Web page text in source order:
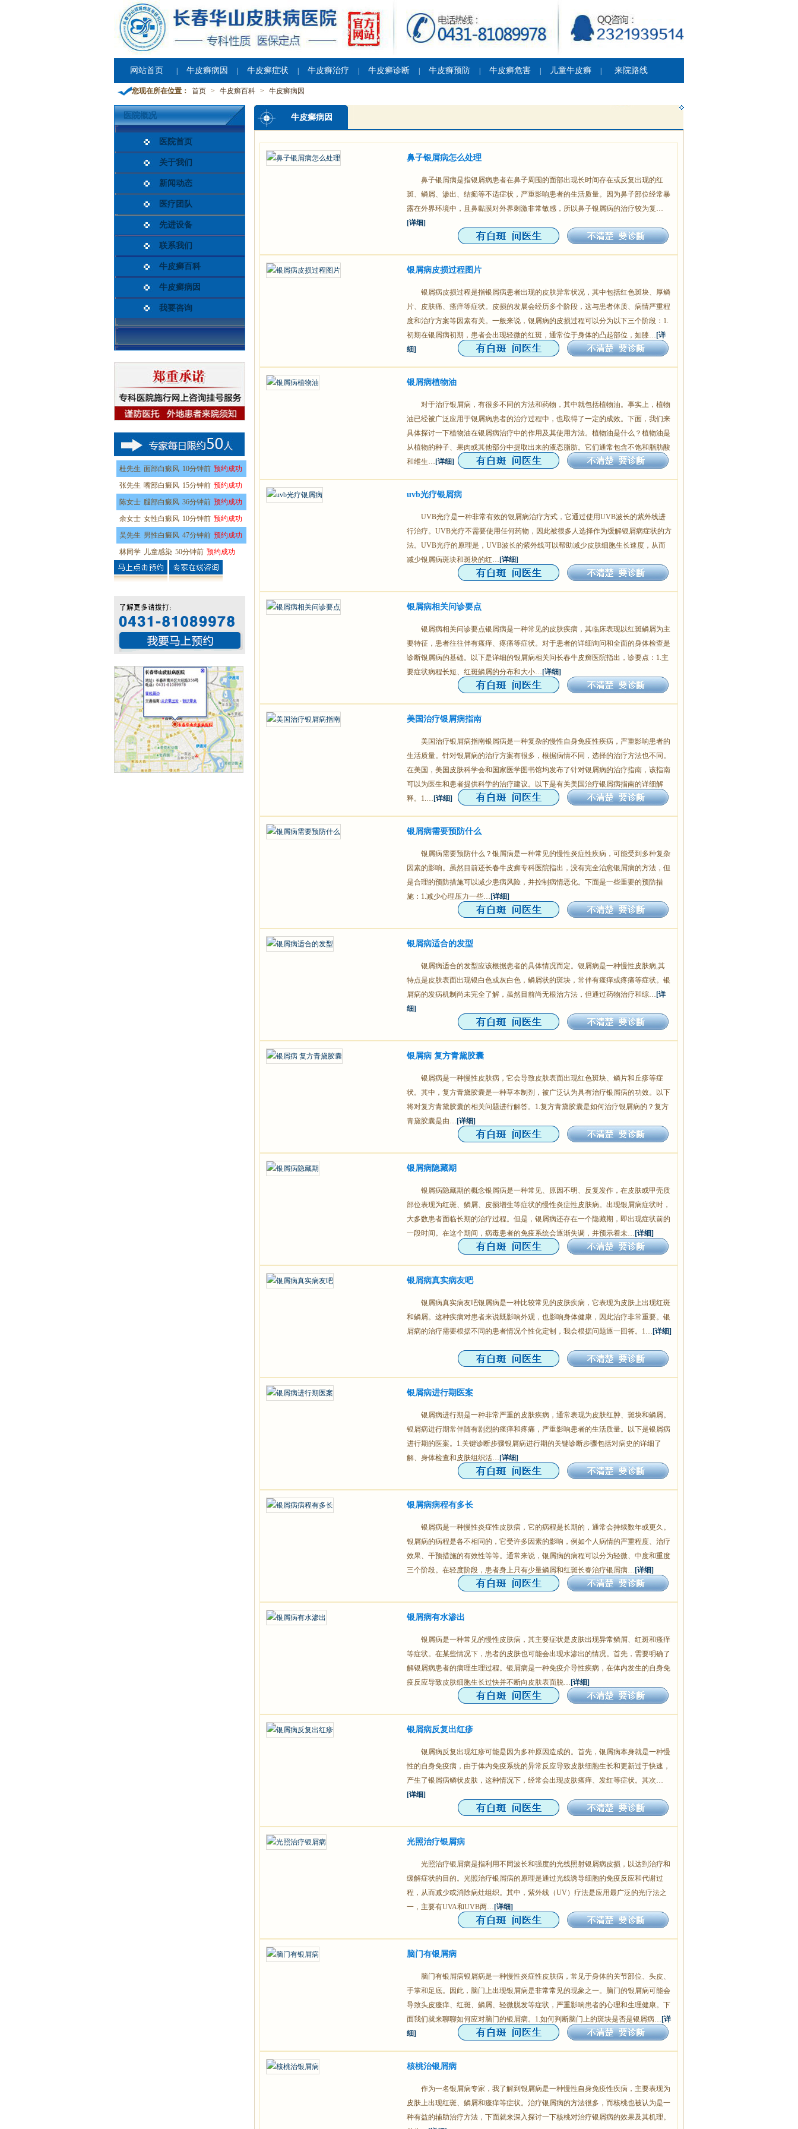
网站首页 牛皮癣病因 牛皮癣症状 牛皮癣治疗 牛皮癣诊断 牛皮癣预防 牛皮癣危害 儿童牛皮癣 来院路线
您现在所在位置： 首页 > 牛皮癣百科 > 牛皮癣病因
医院概况
医院首页
关于我们
新闻动态
医疗团队
先进设备
联系我们
牛皮癣百科
牛皮癣病因
我要咨询
杜先生 面部白癜风 10分钟前 预约成功
张先生 嘴部白癜风 15分钟前 预约成功
陈女士 腿部白癜风 36分钟前 预约成功
余女士 女性白癜风 10分钟前 预约成功
吴先生 男性白癜风 47分钟前 预约成功
林同学 儿童感染 50分钟前 预约成功
牛皮癣病因
鼻子银屑病怎么处理
鼻子银屑病是指银屑病患者在鼻子周围的面部出现长时间存在或反复出现的红
斑、鳞屑、渗出、结痂等不适症状，严重影响患者的生活质量。因为鼻子部位经常暴
露在外界环境中，且鼻黏膜对外界刺激非常敏感，所以鼻子银屑病的治疗较为复…
[详细]
银屑病皮损过程图片
银屑病皮损过程是指银屑病患者出现的皮肤异常状况，其中包括红色斑块、厚鳞
片、皮肤痛、瘙痒等症状。皮损的发展会经历多个阶段，这与患者体质、病情严重程
度和治疗方案等因素有关。一般来说，银屑病的皮损过程可以分为以下三个阶段：1.
初期在银屑病初期，患者会出现轻微的红斑，通常位于身体的凸起部位，如膝… [详
细]
银屑病植物油
对于治疗银屑病，有很多不同的方法和药物，其中就包括植物油。事实上，植物
油已经被广泛应用于银屑病患者的治疗过程中，也取得了一定的成效。下面，我们来
具体探讨一下植物油在银屑病治疗中的作用及其使用方法。植物油是什么？植物油是
从植物的种子、果肉或其他部分中提取出来的液态脂肪。它们通常包含不饱和脂肪酸
和维生… [详细]
uvb光疗银屑病
UVB光疗是一种非常有效的银屑病治疗方式，它通过使用UVB波长的紫外线进
行治疗。UVB光疗不需要使用任何药物，因此被很多人选择作为缓解银屑病症状的方
法。UVB光疗的原理是，UVB波长的紫外线可以帮助减少皮肤细胞生长速度，从而
减少银屑病斑块和斑块的红… [详细]
银屑病相关问诊要点
银屑病相关问诊要点银屑病是一种常见的皮肤疾病，其临床表现以红斑鳞屑为主
要特征，患者往往伴有瘙痒、疼痛等症状。对于患者的详细询问和全面的身体检查是
诊断银屑病的基础。以下是详细的银屑病相关问长春牛皮癣医院指出，诊要点：1.主
要症状病程长短、红斑鳞屑的分布和大小… [详细]
美国治疗银屑病指南
美国治疗银屑病指南银屑病是一种复杂的慢性自身免疫性疾病，严重影响患者的
生活质量。针对银屑病的治疗方案有很多，根据病情不同，选择的治疗方法也不同。
在美国，美国皮肤科学会和国家医学图书馆均发布了针对银屑病的治疗指南，该指南
可以为医生和患者提供科学的治疗建议。以下是有关美国治疗银屑病指南的详细解
释。1.… [详细]
银屑病需要预防什么
银屑病需要预防什么？银屑病是一种常见的慢性炎症性疾病，可能受到多种复杂
因素的影响。虽然目前还长春牛皮癣专科医院指出，没有完全治愈银屑病的方法，但
是合理的预防措施可以减少患病风险，并控制病情恶化。下面是一些重要的预防措
施：1.减少心理压力一些… [详细]
银屑病适合的发型
银屑病适合的发型应该根据患者的具体情况而定。银屑病是一种慢性皮肤病,其
特点是皮肤表面出现银白色或灰白色，鳞屑状的斑块，常伴有瘙痒或疼痛等症状。银
屑病的发病机制尚未完全了解，虽然目前尚无根治方法，但通过药物治疗和综… [详
细]
银屑病 复方青黛胶囊
银屑病是一种慢性皮肤病，它会导致皮肤表面出现红色斑块、鳞片和丘疹等症
状。其中，复方青黛胶囊是一种草本制剂，被广泛认为具有治疗银屑病的功效。以下
将对复方青黛胶囊的相关问题进行解答。1.复方青黛胶囊是如何治疗银屑病的？复方
青黛胶囊是由… [详细]
银屑病隐藏期
银屑病隐藏期的概念银屑病是一种常见、原因不明、反复发作，在皮肤或甲壳质
部位表现为红斑、鳞屑、皮损增生等症状的慢性炎症性皮肤病。出现银屑病症状时，
大多数患者面临长期的治疗过程。但是，银屑病还存在一个隐藏期，即出现症状前的
一段时间。在这个期间，病毒患者的免疫系统会逐渐失调，并预示着未… [详细]
银屑病真实病友吧
银屑病真实病友吧银屑病是一种比较常见的皮肤疾病，它表现为皮肤上出现红斑
和鳞屑。这种疾病对患者来说既影响外观，也影响身体健康，因此治疗非常重要。银
屑病的治疗需要根据不同的患者情况个性化定制，我会根据问题逐一回答。1… [详细]
银屑病进行期医案
银屑病进行期是一种非常严重的皮肤疾病，通常表现为皮肤红肿、斑块和鳞屑。
银屑病进行期常伴随有剧烈的瘙痒和疼痛，严重影响患者的生活质量。以下是银屑病
进行期的医案。1.关键诊断步骤银屑病进行期的关键诊断步骤包括对病史的详细了
解、身体检查和皮肤组织活… [详细]
银屑病病程有多长
银屑病是一种慢性炎症性皮肤病，它的病程是长期的，通常会持续数年或更久。
银屑病的病程是各不相同的，它受许多因素的影响，例如个人病情的严重程度、治疗
效果、干预措施的有效性等等。通常来说，银屑病的病程可以分为轻微、中度和重度
三个阶段。在轻度阶段，患者身上只有少量鳞屑和红斑长春治疗银屑病… [详细]
银屑病有水渗出
银屑病是一种常见的慢性皮肤病，其主要症状是皮肤出现异常鳞屑、红斑和瘙痒
等症状。在某些情况下，患者的皮肤也可能会出现水渗出的情况。首先，需要明确了
解银屑病患者的病理生理过程。银屑病是一种免疫介导性疾病，在体内发生的自身免
疫反应导致皮肤细胞生长过快并不断向皮肤表面脱… [详细]
银屑病反复出红疹
银屑病反复出现红疹可能是因为多种原因造成的。首先，银屑病本身就是一种慢
性的自身免疫病，由于体内免疫系统的异常反应导致皮肤细胞生长和更新过于快速，
产生了银屑病鳞状皮肤，这种情况下，经常会出现皮肤瘙痒、发红等症状。其次…
[详细]
光照治疗银屑病
光照治疗银屑病是指利用不同波长和强度的光线照射银屑病皮损，以达到治疗和
缓解症状的目的。光照治疗银屑病的原理是通过光线诱导细胞的免疫反应和代谢过
程，从而减少或消除病灶组织。其中，紫外线（UV）疗法是应用最广泛的光疗法之
一，主要有UVA和UVB两… [详细]
脑门有银屑病
脑门有银屑病银屑病是一种慢性炎症性皮肤病，常见于身体的关节部位、头皮、
手掌和足底。因此，脑门上出现银屑病是非常常见的现象之一。脑门的银屑病可能会
导致头皮瘙痒、红斑、鳞屑、轻微脱发等症状，严重影响患者的心理和生理健康。下
面我们就来聊聊如何应对脑门的银屑病。1.如何判断脑门上的斑块是否是银屑病… [详
细]
核桃治银屑病
作为一名银屑病专家，我了解到银屑病是一种慢性自身免疫性疾病，主要表现为
皮肤上出现红斑、鳞屑和瘙痒等症状。治疗银屑病的方法很多，而核桃也被认为是一
种有益的辅助治疗方法，下面就来深入探讨一下核桃对治疗银屑病的效果及其机理。